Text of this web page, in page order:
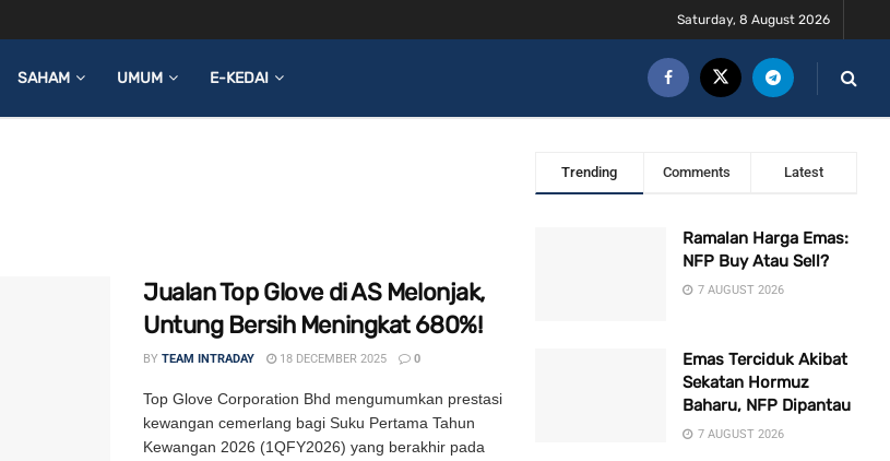
Saturday, 8 August 2026
SAHAM UMUM E-KEDAI
Jualan Top Glove di AS Melonjak,
Untung Bersih Meningkat 680%!
BY TEAM INTRADAY 18 DECEMBER 2025 0
Top Glove Corporation Bhd mengumumkan prestasi
kewangan cemerlang bagi Suku Pertama Tahun
Kewangan 2026 (1QFY2026) yang berakhir pada
Trending Comments Latest
Ramalan Harga Emas:
NFP Buy Atau Sell?
7 AUGUST 2026
Emas Terciduk Akibat
Sekatan Hormuz
Baharu, NFP Dipantau
7 AUGUST 2026